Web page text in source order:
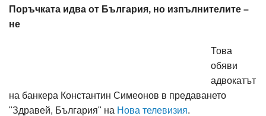
Поръчката идва от България, но изпълнителите –
не
Това
обяви
адвокатът
на банкера Константин Симеонов в предаването
"Здравей, България" на Нова телевизия.